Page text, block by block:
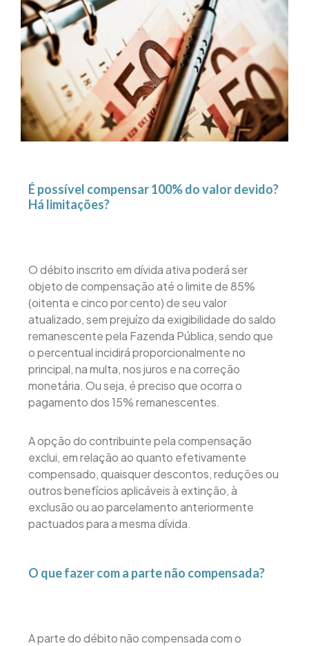
É possível compensar 100% do valor devido?
Há limitações?
O débito inscrito em dívida ativa poderá ser
objeto de compensação até o limite de 85%
(oitenta e cinco por cento) de seu valor
atualizado, sem prejuízo da exigibilidade do saldo
remanescente pela Fazenda Pública, sendo que
o percentual incidirá proporcionalmente no
principal, na multa, nos juros e na correção
monetária. Ou seja, é preciso que ocorra o
pagamento dos 15% remanescentes.
A opção do contribuinte pela compensação
exclui, em relação ao quanto efetivamente
compensado, quaisquer descontos, reduções ou
outros benefícios aplicáveis à extinção, à
exclusão ou ao parcelamento anteriormente
pactuados para a mesma dívida.
O que fazer com a parte não compensada?
A parte do débito não compensada com o